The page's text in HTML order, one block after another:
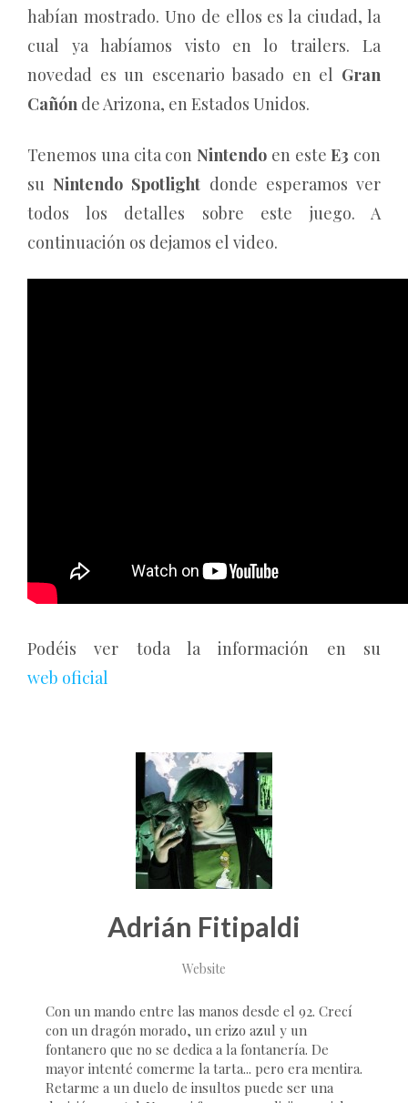
habían mostrado. Uno de ellos es la ciudad, la
cual ya habíamos visto en lo trailers. La
novedad es un escenario basado en el Gran
Cañón de Arizona, en Estados Unidos.
Tenemos una cita con Nintendo en esteE3 con
su Nintendo Spotlight donde esperamos ver
todos los detalles sobre este juego. A
continuación os dejamos el video.
Podéis ver toda la información en su
web oficial
Adrián Fitipaldi
Website
Con un mando entre las manos desde el 92. Crecí
con un dragón morado, un erizo azul y un
fontanero que no se dedica a la fontanería. De
mayor intenté comerme la tarta... pero era mentira.
Retarme a un duelo de insultos puede ser una